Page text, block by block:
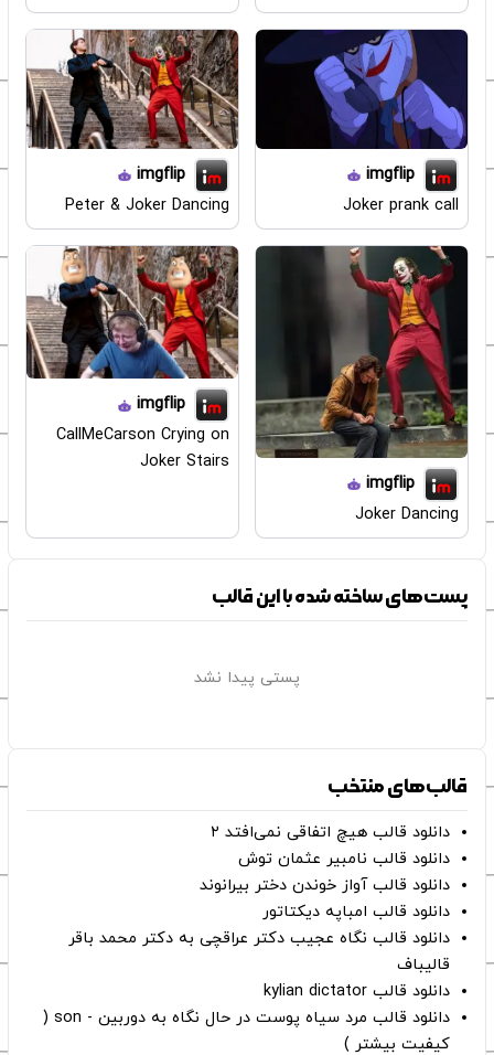
imgflip
Joker prank call
imgflip
Peter & Joker Dancing
imgflip
Joker Dancing
imgflip
CallMeCarson Crying on
Joker Stairs
پست‌های ساخته شده با این قالب
پستی پیدا نشد
قالب‌های منتخب
دانلود قالب هیچ اتفاقی نمی‌افتد ۲
دانلود قالب نامبیر عثمان ‌توش
دانلود قالب آواز خوندن دختر بیرانوند
دانلود قالب امباپه دیکتاتور
دانلود قالب نگاه عجیب دکتر عراقچی به دکتر محمد باقر
قالیباف
دانلود قالب kylian dictator
دانلود قالب مرد سیاه پوست در حال نگاه به دوربین - son (
کیفیت بیشتر )